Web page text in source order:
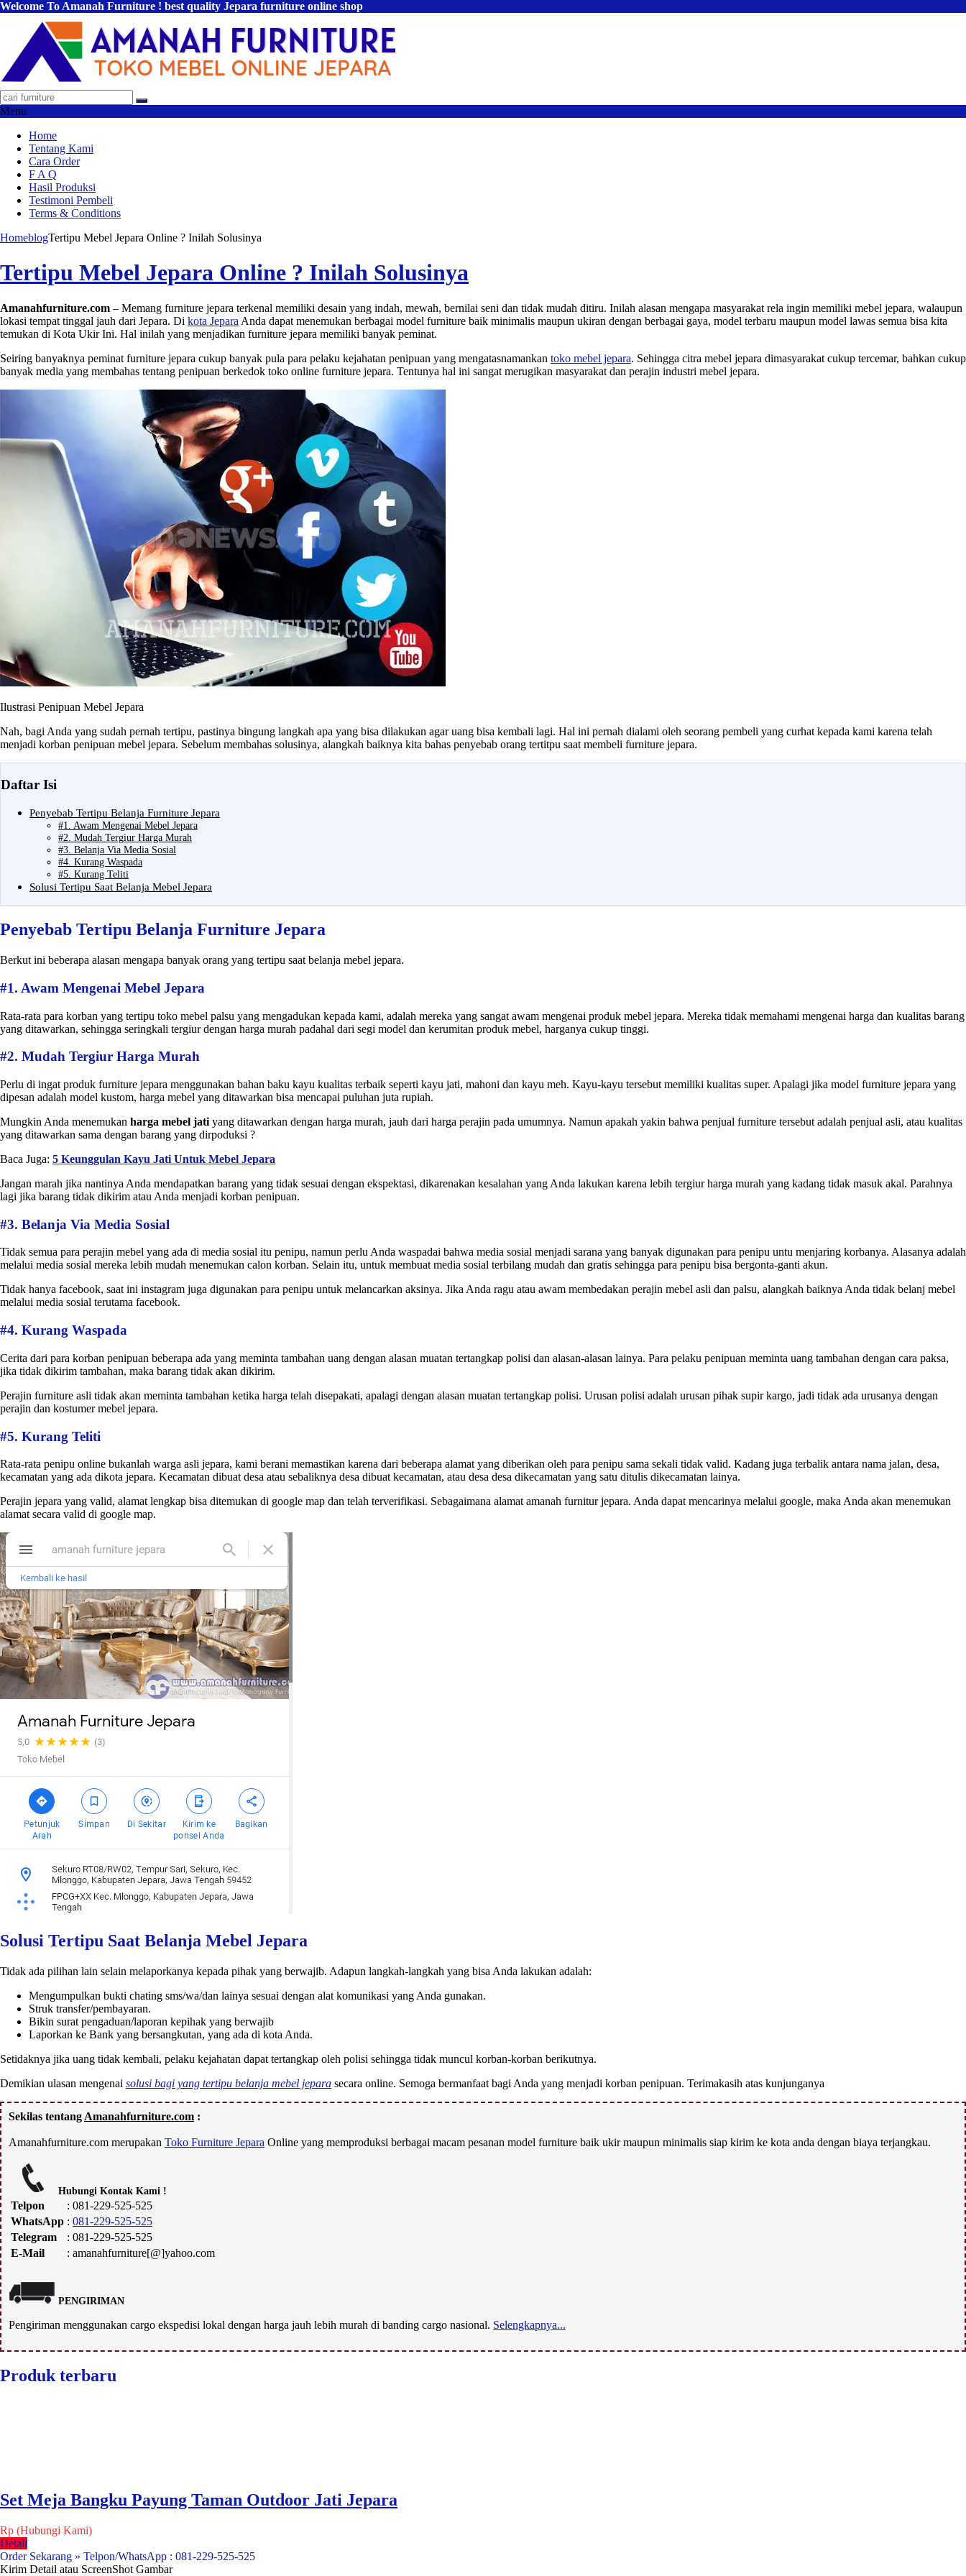
Welcome To Amanah Furniture ! best quality Jepara furniture online shop
Menu
Home
Tentang Kami
Cara Order
F A Q
Hasil Produksi
Testimoni Pembeli
Terms & Conditions
HomeblogTertipu Mebel Jepara Online ? Inilah Solusinya
Tertipu Mebel Jepara Online ? Inilah Solusinya
Amanahfurniture.com – Memang furniture jepara terkenal memiliki desain yang indah, mewah, bernilai seni dan tidak mudah ditiru. Inilah alasan mengapa masyarakat rela ingin memiliki mebel jepara, walaupun
lokasi tempat tinggal jauh dari Jepara. Di kota Jepara Anda dapat menemukan berbagai model furniture baik minimalis maupun ukiran dengan berbagai gaya, model terbaru maupun model lawas semua bisa kita
temukan di Kota Ukir Ini. Hal inilah yang menjadikan furniture jepara memiliki banyak peminat.
Seiring banyaknya peminat furniture jepara cukup banyak pula para pelaku kejahatan penipuan yang mengatasnamankan toko mebel jepara. Sehingga citra mebel jepara dimasyarakat cukup tercemar, bahkan cukup
banyak media yang membahas tentang penipuan berkedok toko online furniture jepara. Tentunya hal ini sangat merugikan masyarakat dan perajin industri mebel jepara.
Ilustrasi Penipuan Mebel Jepara
Nah, bagi Anda yang sudah pernah tertipu, pastinya bingung langkah apa yang bisa dilakukan agar uang bisa kembali lagi. Hal ini pernah dialami oleh seorang pembeli yang curhat kepada kami karena telah
menjadi korban penipuan mebel jepara. Sebelum membahas solusinya, alangkah baiknya kita bahas penyebab orang tertitpu saat membeli furniture jepara.
Daftar Isi
Penyebab Tertipu Belanja Furniture Jepara
#1. Awam Mengenai Mebel Jepara
#2. Mudah Tergiur Harga Murah
#3. Belanja Via Media Sosial
#4. Kurang Waspada
#5. Kurang Teliti
Solusi Tertipu Saat Belanja Mebel Jepara
Penyebab Tertipu Belanja Furniture Jepara
Berkut ini beberapa alasan mengapa banyak orang yang tertipu saat belanja mebel jepara.
#1. Awam Mengenai Mebel Jepara
Rata-rata para korban yang tertipu toko mebel palsu yang mengadukan kepada kami, adalah mereka yang sangat awam mengenai produk mebel jepara. Mereka tidak memahami mengenai harga dan kualitas barang
yang ditawarkan, sehingga seringkali tergiur dengan harga murah padahal dari segi model dan kerumitan produk mebel, harganya cukup tinggi.
#2. Mudah Tergiur Harga Murah
Perlu di ingat produk furniture jepara menggunakan bahan baku kayu kualitas terbaik seperti kayu jati, mahoni dan kayu meh. Kayu-kayu tersebut memiliki kualitas super. Apalagi jika model furniture jepara yang
dipesan adalah model kustom, harga mebel yang ditawarkan bisa mencapai puluhan juta rupiah.
Mungkin Anda menemukan harga mebel jati yang ditawarkan dengan harga murah, jauh dari harga perajin pada umumnya. Namun apakah yakin bahwa penjual furniture tersebut adalah penjual asli, atau kualitas
yang ditawarkan sama dengan barang yang dirpoduksi ?
Baca Juga: 5 Keunggulan Kayu Jati Untuk Mebel Jepara
Jangan marah jika nantinya Anda mendapatkan barang yang tidak sesuai dengan ekspektasi, dikarenakan kesalahan yang Anda lakukan karena lebih tergiur harga murah yang kadang tidak masuk akal. Parahnya
lagi jika barang tidak dikirim atau Anda menjadi korban penipuan.
#3. Belanja Via Media Sosial
Tidak semua para perajin mebel yang ada di media sosial itu penipu, namun perlu Anda waspadai bahwa media sosial menjadi sarana yang banyak digunakan para penipu untu menjaring korbanya. Alasanya adalah
melalui media sosial mereka lebih mudah menemukan calon korban. Selain itu, untuk membuat media sosial terbilang mudah dan gratis sehingga para penipu bisa bergonta-ganti akun.
Tidak hanya facebook, saat ini instagram juga digunakan para penipu untuk melancarkan aksinya. Jika Anda ragu atau awam membedakan perajin mebel asli dan palsu, alangkah baiknya Anda tidak belanj mebel
melalui media sosial terutama facebook.
#4. Kurang Waspada
Cerita dari para korban penipuan beberapa ada yang meminta tambahan uang dengan alasan muatan tertangkap polisi dan alasan-alasan lainya. Para pelaku penipuan meminta uang tambahan dengan cara paksa,
jika tidak dikirim tambahan, maka barang tidak akan dikirim.
Perajin furniture asli tidak akan meminta tambahan ketika harga telah disepakati, apalagi dengan alasan muatan tertangkap polisi. Urusan polisi adalah urusan pihak supir kargo, jadi tidak ada urusanya dengan
perajin dan kostumer mebel jepara.
#5. Kurang Teliti
Rata-rata penipu online bukanlah warga asli jepara, kami berani memastikan karena dari beberapa alamat yang diberikan oleh para penipu sama sekali tidak valid. Kadang juga terbalik antara nama jalan, desa,
kecamatan yang ada dikota jepara. Kecamatan dibuat desa atau sebaliknya desa dibuat kecamatan, atau desa desa dikecamatan yang satu ditulis dikecamatan lainya.
Perajin jepara yang valid, alamat lengkap bisa ditemukan di google map dan telah terverifikasi. Sebagaimana alamat amanah furnitur jepara. Anda dapat mencarinya melalui google, maka Anda akan menemukan
alamat secara valid di google map.
Solusi Tertipu Saat Belanja Mebel Jepara
Tidak ada pilihan lain selain melaporkanya kepada pihak yang berwajib. Adapun langkah-langkah yang bisa Anda lakukan adalah:
Mengumpulkan bukti chating sms/wa/dan lainya sesuai dengan alat komunikasi yang Anda gunakan.
Struk transfer/pembayaran.
Bikin surat pengaduan/laporan kepihak yang berwajib
Laporkan ke Bank yang bersangkutan, yang ada di kota Anda.
Setidaknya jika uang tidak kembali, pelaku kejahatan dapat tertangkap oleh polisi sehingga tidak muncul korban-korban berikutnya.
Demikian ulasan mengenai solusi bagi yang tertipu belanja mebel jepara secara online. Semoga bermanfaat bagi Anda yang menjadi korban penipuan. Terimakasih atas kunjunganya
Sekilas tentang Amanahfurniture.com :
Amanahfurniture.com merupakan Toko Furniture Jepara Online yang memproduksi berbagai macam pesanan model furniture baik ukir maupun minimalis siap kirim ke kota anda dengan biaya terjangkau.
Hubungi Kontak Kami !
Telpon
: 081-229-525-525
WhatsApp : 081-229-525-525
Telegram
: 081-229-525-525
E-Mail
: amanahfurniture[@]yahoo.com
PENGIRIMAN
Pengiriman menggunakan cargo ekspedisi lokal dengan harga jauh lebih murah di banding cargo nasional. Selengkapnya...
Produk terbaru
Set Meja Bangku Payung Taman Outdoor Jati Jepara
Rp (Hubungi Kami)
Detail
Order Sekarang » Telpon/WhatsApp : 081-229-525-525
Kirim Detail atau ScreenShot Gambar